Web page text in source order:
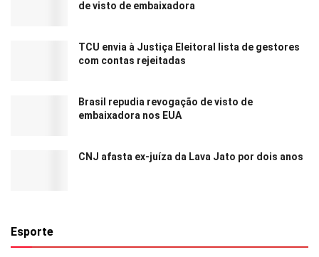
de visto de embaixadora
TCU envia à Justiça Eleitoral lista de gestores
com contas rejeitadas
Brasil repudia revogação de visto de
embaixadora nos EUA
CNJ afasta ex-juíza da Lava Jato por dois anos
Esporte